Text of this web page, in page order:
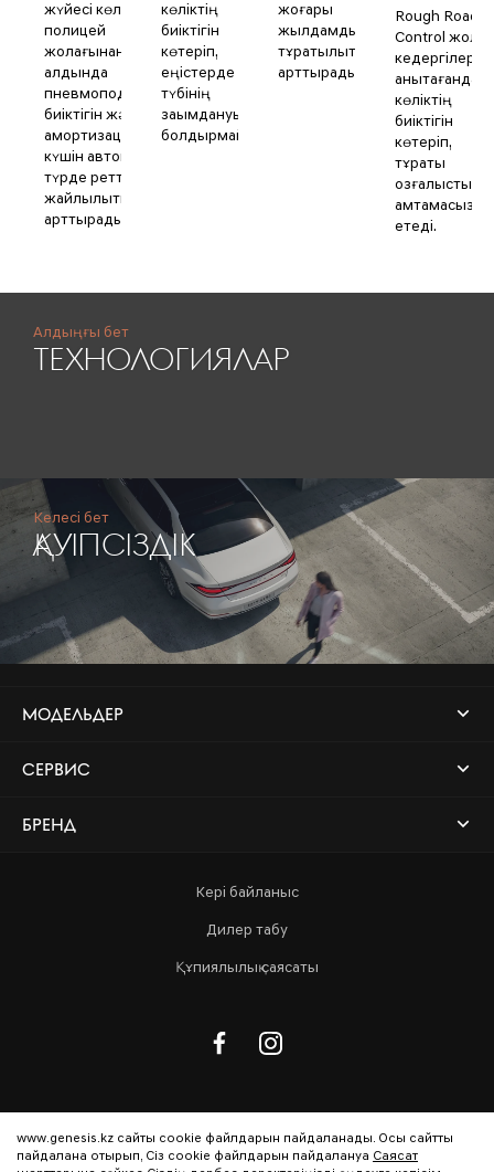
жүйесі көлік
полицей
жолағынан өтер
алдында
пневмоподвеска
биіктігін және
амортизация
күшін автоматты
түрде реттеп,
жайлылықты
арттырады.
көліктің
биіктігін
көтеріп,
еңістерде
түбінің
зақымдануын
болдырмайды.
жоғары
жылдамдықтағы
тұрақтылықты
арттырады.
Rough Road
Control жол
кедергілерін
анықтағанда
көліктің
биіктігін
көтеріп,
тұрақты
қозғалысты
қамтамасыз
етеді.
Алдыңғы бет
ТЕХНОЛОГИЯЛАР
Келесі бет
ҚАУІПСІЗДІК
МОДЕЛЬДЕР
СЕРВИС
БРЕНД
Кері байланыс
Дилер табу
Құпиялылық саясаты
Media Center Global
www.genesis.kz сайты cookie файлдарын пайдаланады. Осы сайтты
пайдалана отырып, Сіз cookie файлдарын пайдалануға Саясат